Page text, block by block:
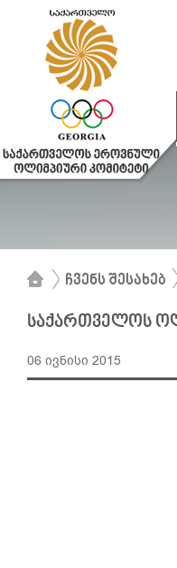
ჩვენს შესახებ
საქართველოს
06 ივნისი 2015